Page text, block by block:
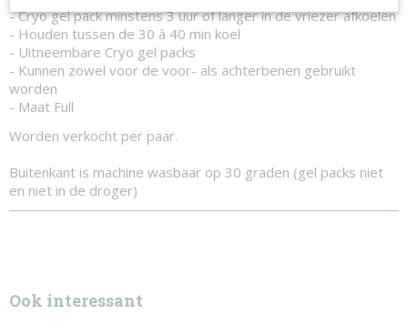
- Cryo gel pack minstens 3 uur of langer in de vriezer afkoelen
- Houden tussen de 30 à 40 min koel
- Uitneembare Cryo gel packs
- Kunnen zowel voor de voor- als achterbenen gebruikt
worden
- Maat Full
Worden verkocht per paar.
Buitenkant is machine wasbaar op 30 graden (gel packs niet
en niet in de droger)
Ook interessant